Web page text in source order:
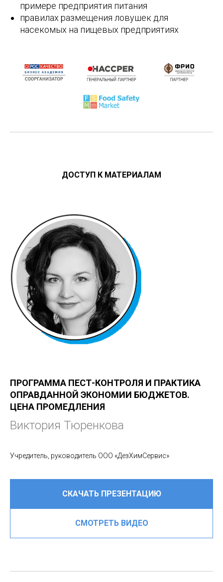
примере предприятия питания
правилах размещения ловушек для
насекомых на пищевых предприятиях
ДОСТУП К МАТЕРИАЛАМ
ПРОГРАММА ПЕСТ-КОНТРОЛЯ И ПРАКТИКА
ОПРАВДАННОЙ ЭКОНОМИИ БЮДЖЕТОВ.
ЦЕНА ПРОМЕДЛЕНИЯ
Виктория Тюренкова
Учредитель, руководитель ООО «ДезХимСервис»
СКАЧАТЬ ПРЕЗЕНТАЦИЮ
СМОТРЕТЬ ВИДЕО